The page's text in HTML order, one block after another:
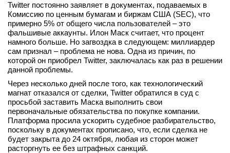
Twitter постоянно заявляет в документах, подаваемых в
Комиссию по ценным бумагам и биржам США (SEC), что
примерно 5% от общего числа пользователей – это
фальшивые аккаунты. Илон Маск считает, что процент
намного больше. Но загвоздка в следующем: миллиардер
сам признал – проблема не нова. Одна из причин, по
которой он приобрел Twitter, заключалась как раз в решении
данной проблемы.
Через несколько дней после того, как технологический
магнат отказался от сделки, Twitter обратился в суд с
просьбой заставить Маска выполнить свои
первоначальные обязательства по покупке компании.
Платформа просила ускорить судебное разбирательство,
поскольку в документах прописано, что, если сделка не
будет закрыта до 24 октября, любая из сторон может
расторгнуть ее без штрафных санкций.